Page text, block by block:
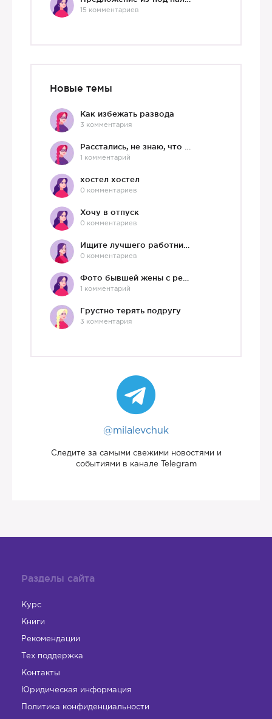
15 комментариев
Новые темы
Как избежать развода
3 комментария
1 комментарий
хостел хостел
0 комментариев
Хочу в отпуск
0 комментариев
0 комментариев
1 комментарий
Грустно терять подругу
3 комментария
@milalevchuk
Следите за самыми свежими новостями и
событиями в канале Telegram
Разделы сайта
Курс
Книги
Рекомендации
Тех поддержка
Контакты
Юридическая информация
Политика конфиденциальности